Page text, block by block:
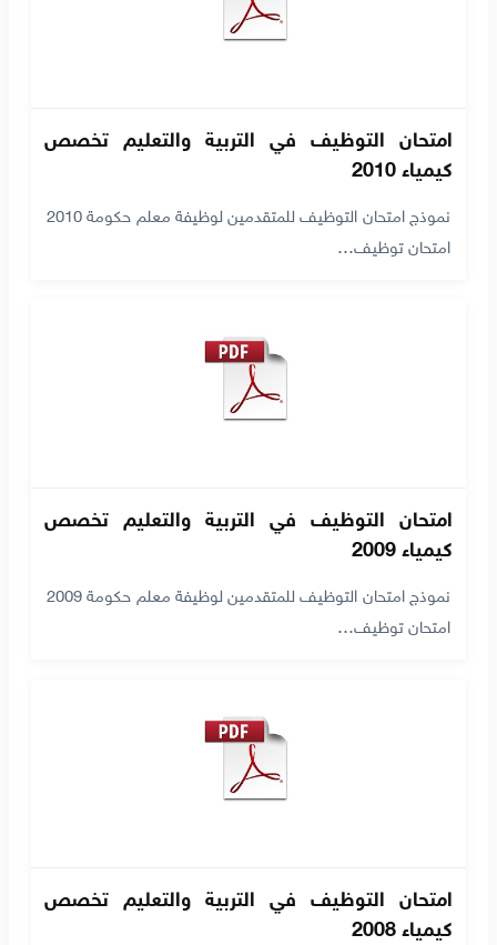
امتحان التوظيف في التربية والتعليم تخصص
كيمياء 2010
نموذج امتحان التوظيف للمتقدمين لوظيفة معلم حكومة 2010
امتحان توظيف…
امتحان التوظيف في التربية والتعليم تخصص
كيمياء 2009
نموذج امتحان التوظيف للمتقدمين لوظيفة معلم حكومة 2009
امتحان توظيف…
امتحان التوظيف في التربية والتعليم تخصص
كيمياء 2008